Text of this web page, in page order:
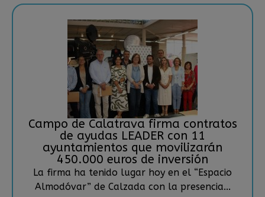
Campo de Calatrava firma contratos
de ayudas LEADER con 11
ayuntamientos que movilizarán
450.000 euros de inversión
La firma ha tenido lugar hoy en el “Espacio
Almodóvar” de Calzada con la presencia...